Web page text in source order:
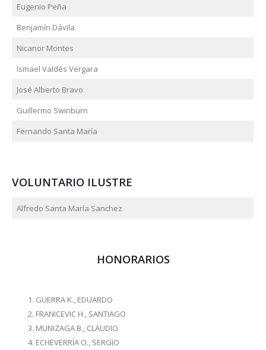
Eugenio Peña
Benjamín Dávila
Nicanor Montes
Ismael Valdés Vergara
José Alberto Bravo
Guillermo Swinburn
Fernando Santa María
VOLUNTARIO ILUSTRE
Alfredo Santa María Sanchez
HONORARIOS
GUERRA K., EDUARDO
FRANICEVIC H., SANTIAGO
MUNIZAGA B., CLAUDIO
ECHEVERRÍA O., SERGIO